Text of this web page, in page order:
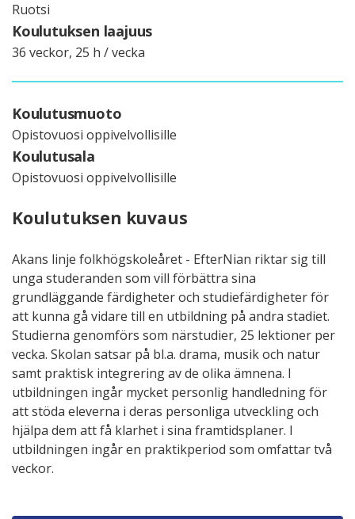
Ruotsi
Koulutuksen laajuus
36 veckor, 25 h / vecka
Koulutusmuoto
Opistovuosi oppivelvollisille
Koulutusala
Opistovuosi oppivelvollisille
Koulutuksen kuvaus
Akans linje folkhögskoleåret - EfterNian riktar sig till
unga studeranden som vill förbättra sina
grundläggande färdigheter och studiefärdigheter för
att kunna gå vidare till en utbildning på andra stadiet.
Studierna genomförs som närstudier, 25 lektioner per
vecka. Skolan satsar på bl.a. drama, musik och natur
samt praktisk integrering av de olika ämnena. I
utbildningen ingår mycket personlig handledning för
att stöda eleverna i deras personliga utveckling och
hjälpa dem att få klarhet i sina framtidsplaner. I
utbildningen ingår en praktikperiod som omfattar två
veckor.